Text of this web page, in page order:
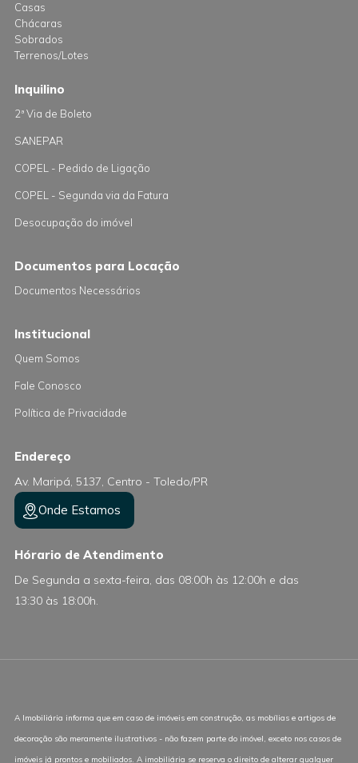
Casas
Chácaras
Sobrados
Terrenos/Lotes
Inquilino
2ª Via de Boleto
SANEPAR
COPEL - Pedido de Ligação
COPEL - Segunda via da Fatura
Desocupação do imóvel
Documentos para Locação
Documentos Necessários
Institucional
Quem Somos
Fale Conosco
Política de Privacidade
Endereço
Av. Maripá, 5137, Centro - Toledo/PR
Onde Estamos
Hórario de Atendimento
De Segunda a sexta-feira, das 08:00h às 12:00h e das
13:30 às 18:00h.
A Imobiliária informa que em caso de imóveis em construção, as mobílias e artigos de
decoração são meramente ilustrativos - não fazem parte do imóvel, exceto nos casos de
imóveis já prontos e mobiliados. A imobiliária se reserva o direito de alterar qualquer